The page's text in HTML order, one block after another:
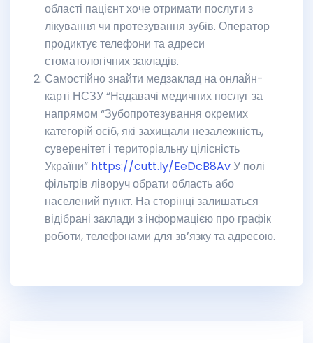
області пацієнт хоче отримати послуги з
лікування чи протезування зубів. Оператор
продиктує телефони та адреси
стоматологічних закладів.
Самостійно знайти медзаклад на онлайн-
карті НСЗУ “Надавачі медичних послуг за
напрямом “Зубопротезування окремих
категорій осіб, які захищали незалежність,
суверенітет і територіальну цілісність
України” https://cutt.ly/EeDcB8AvУ полі
фільтрів ліворуч обрати область або
населений пункт. На сторінці залишаться
відібрані заклади з інформацією про графік
роботи, телефонами для зв’язку та адресою.